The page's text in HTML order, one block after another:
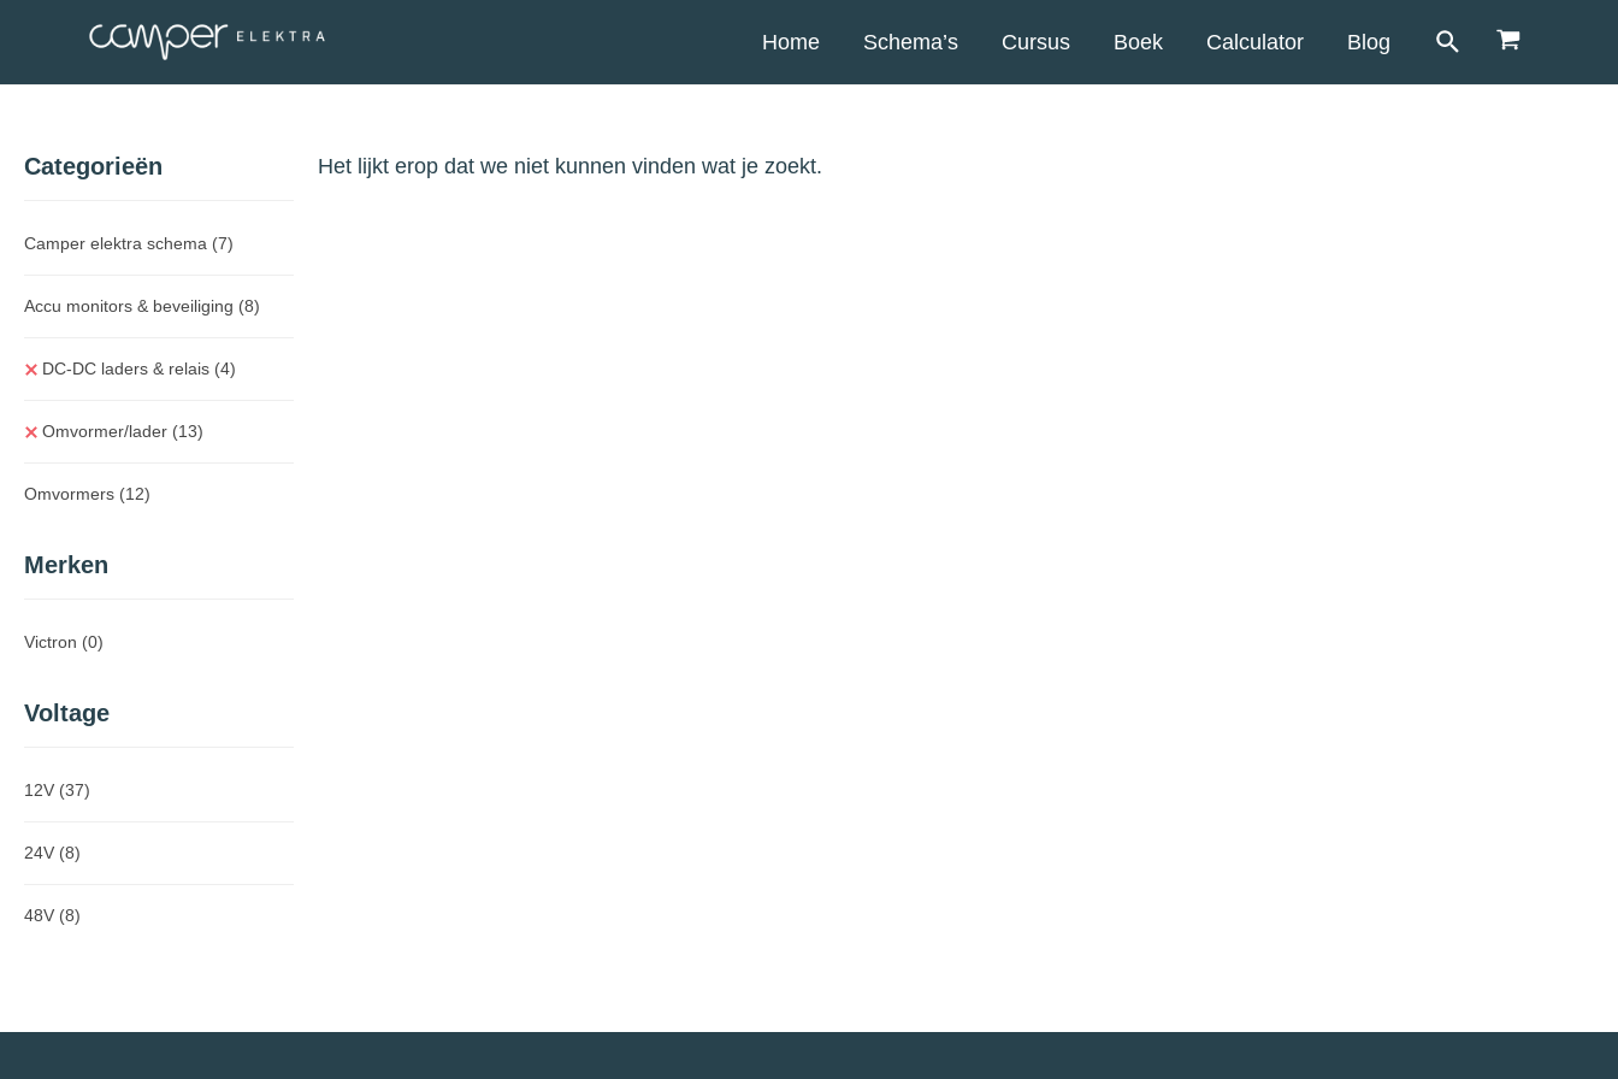
Home Schema’s Cursus Boek Calculator Blog
Categorieën
Camper elektra schema (7)
Accu monitors & beveiliging (8)
DC-DC laders & relais (4)
Omvormer/lader (13)
Omvormers (12)
Merken
Victron (0)
Voltage
12V (37)
24V (8)
48V (8)
Het lijkt erop dat we niet kunnen vinden wat je zoekt.